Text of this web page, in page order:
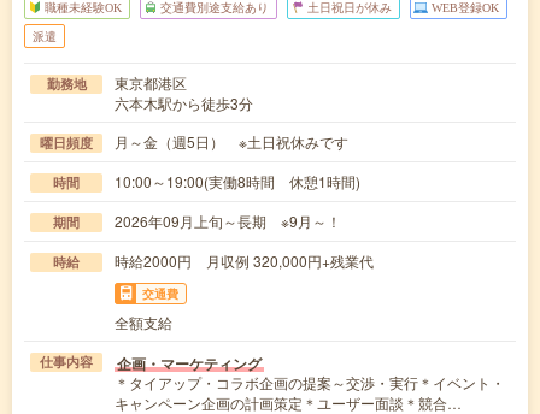
職種未経験OK 交通費別途支給あり 土日祝日が休み WEB登録OK
派遣
勤務地
東京都港区
六本木駅から徒歩3分
曜日頻度 月～金（週5日） ※土日祝休みです
時間 10:00～19:00(実働8時間 休憩1時間)
期間 2026年09月上旬～長期 ※9月～！
時給 時給2000円 月収例 320,000円+残業代
交通費
全額支給
仕事内容 企画・マーケティング
＊タイアップ・コラボ企画の提案～交渉・実行＊イベント・
キャンペーン企画の計画策定＊ユーザー面談＊競合…